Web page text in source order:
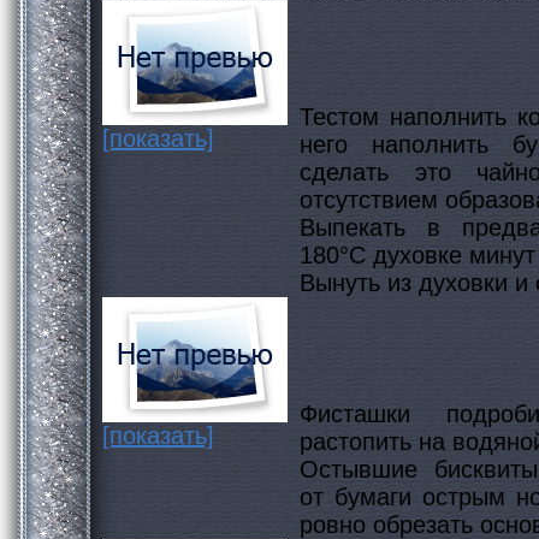
[показать]
Тестом наполнить
него наполнить
сделать это
отсутствием
Выпекать в
180°C духовке
Вынуть из духовки и
[показать]
Фисташки
растопить на
Остывшие
от бумаги острым
ровно обрезать